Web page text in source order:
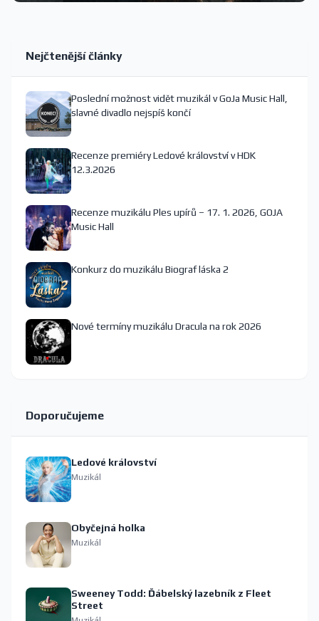
Nejčtenější články
Poslední možnost vidět muzikál v GoJa Music Hall,
slavné divadlo nejspíš končí
Recenze premiéry Ledové království v HDK
12.3.2026
Recenze muzikálu Ples upírů – 17. 1. 2026, GOJA
Music Hall
Konkurz do muzikálu Biograf láska 2
Nové termíny muzikálu Dracula na rok 2026
Doporučujeme
Ledové království
Muzikál
Obyčejná holka
Muzikál
Sweeney Todd: Ďábelský lazebník z Fleet
Street